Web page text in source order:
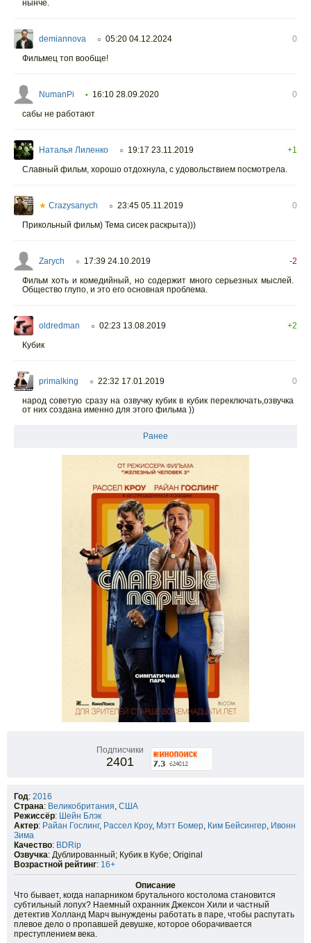
нынче.
demiannova ○ 05:20 04.12.2024
0
Фильмец топ вообще!
NumanPi • 16:10 28.09.2020
0
сабы не работают
Наталья Лиленко ○ 19:17 23.11.2019
+1
Славный фильм, хорошо отдохнула, с удовольствием посмотрела.
★ Crazysanych ○ 23:45 05.11.2019
0
Прикольный фильм) Тема сисек раскрыта)))
Zarych ○ 17:39 24.10.2019
-2
Фильм хоть и комедийный, но содержит много серьезных мыслей.
Общество глупо, и это его основная проблема.
oldredman ○ 02:23 13.08.2019
+2
Кубик
primalking ○ 22:32 17.01.2019
0
народ советую сразу на озвучку кубик в кубик переключать,озвучка
от них создана именно для этого фильма ))
Ранее
Подписчики
2401
Год: 2016
Страна: Великобритания, США
Режиссёр: Шейн Блэк
Актер: Райан Гослинг, Рассел Кроу, Мэтт Бомер, Ким Бейсингер, Ивонн
Зима
Качество: BDRip
Озвучка: Дублированный; Кубик в Кубе; Original
Возрастной рейтинг: 16+
Описание
Что бывает, когда напарником брутального костолома становится
субтильный лопух? Наемный охранник Джексон Хили и частный
детектив Холланд Марч вынуждены работать в паре, чтобы распутать
плевое дело о пропавшей девушке, которое оборачивается
преступлением века.